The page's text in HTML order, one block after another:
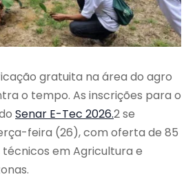
gratuita na área do agro
o tempo. As inscrições para o
Senar E-Tec 2026.2 se
feira (26), com oferta de 85
em Agricultura e